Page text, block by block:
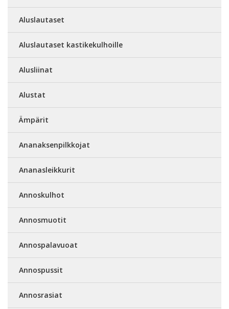
Aluslautaset
Aluslautaset kastikekulhoille
Alusliinat
Alustat
Ämpärit
Ananaksenpilkkojat
Ananasleikkurit
Annoskulhot
Annosmuotit
Annospalavuoat
Annospussit
Annosrasiat